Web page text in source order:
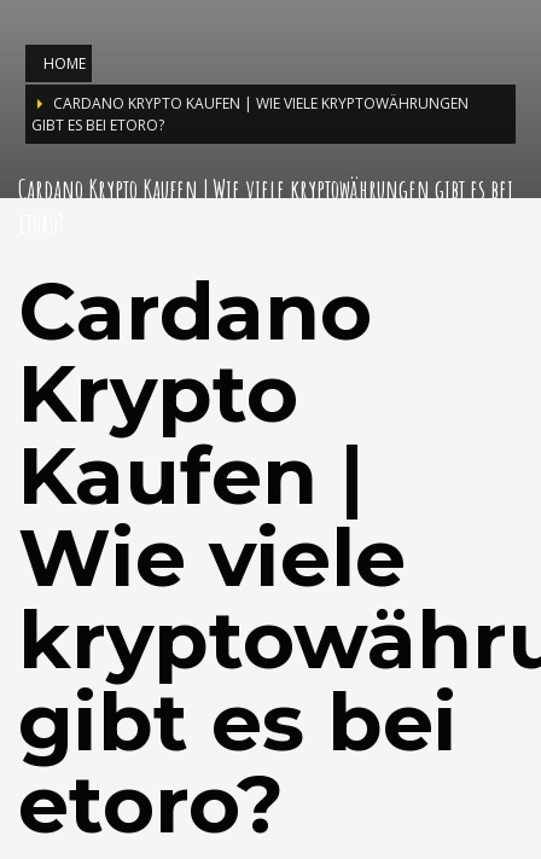
HOME
CARDANO KRYPTO KAUFEN | WIE VIELE KRYPTOWÄHRUNGEN
GIBT ES BEI ETORO?
Cardano Krypto Kaufen | Wie viele kryptowährungen gibt es bei
Cardano
Krypto
Kaufen |
Wie viele
gibt es bei
etoro?